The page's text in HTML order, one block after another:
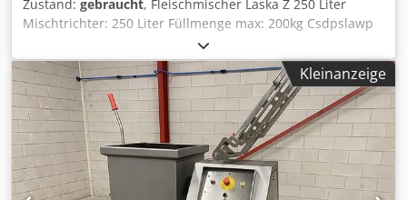
Zustand: gebraucht, Fleischmischer Laska Z 250 Liter
Mischtrichter: 250 Liter Füllmenge max: 200kg Csdpslawp
Sefx Ab Eeha Elektrische Leistung: 5.5kW Gewicht: 1380kg
Lieferfrist: 30 Tage nach Vorauszahlung
Kleinanzeige